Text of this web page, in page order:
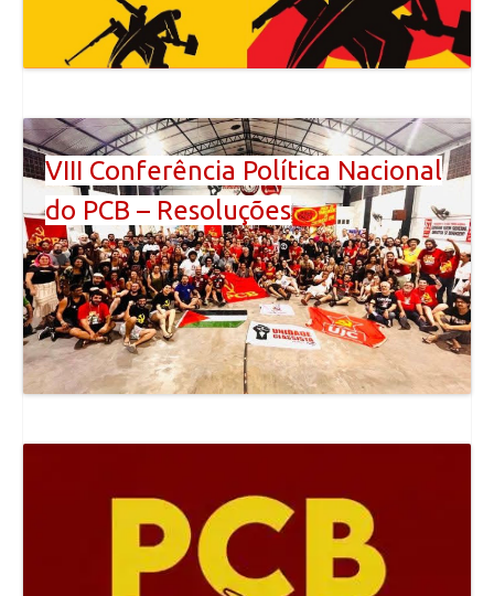
VIII Conferência Política Nacional
do PCB – Resoluções